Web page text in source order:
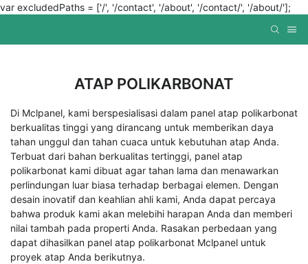
var excludedPaths = ['/', '/contact', '/about', '/contact/', '/about/'];
ATAP POLIKARBONAT
Di Mclpanel, kami berspesialisasi dalam panel atap polikarbonat
berkualitas tinggi yang dirancang untuk memberikan daya
tahan unggul dan tahan cuaca untuk kebutuhan atap Anda.
Terbuat dari bahan berkualitas tertinggi, panel atap
polikarbonat kami dibuat agar tahan lama dan menawarkan
perlindungan luar biasa terhadap berbagai elemen. Dengan
desain inovatif dan keahlian ahli kami, Anda dapat percaya
bahwa produk kami akan melebihi harapan Anda dan memberi
nilai tambah pada properti Anda. Rasakan perbedaan yang
dapat dihasilkan panel atap polikarbonat Mclpanel untuk
proyek atap Anda berikutnya.